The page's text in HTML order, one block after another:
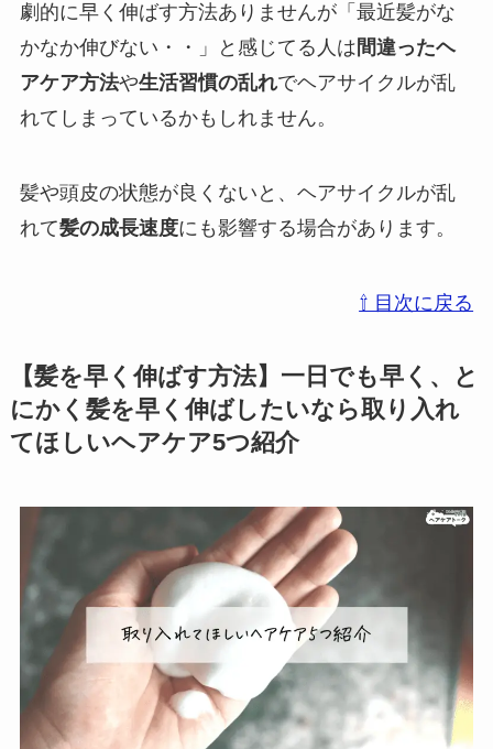
劇的に早く伸ばす方法ありませんが「最近髪がな
かなか伸びない・・」と感じてる人は 間違ったヘ
アケア方法や生活習慣の乱れでヘアサイクルが乱
れてしまっているかもしれません。
髪や頭皮の状態が良くないと、ヘアサイクルが乱
れて髪の成長速度にも影響する場合があります。
⇧ 目次に戻る
【髪を早く伸ばす方法】一日でも早く、と
にかく髪を早く伸ばしたいなら取り入れ
てほしいヘアケア5つ紹介